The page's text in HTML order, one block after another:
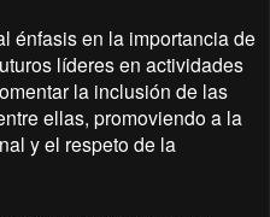
énfasis en la importancia de
líderes en actividades
la inclusión de las
ellas, promoviendo a la
y el respeto de la